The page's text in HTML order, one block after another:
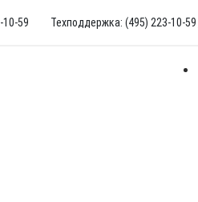
10-59 Техподдержка: (495) 223-10-59